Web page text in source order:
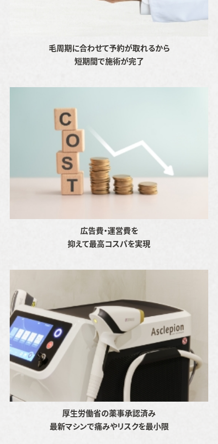
毛周期に合わせて予約が取れるから
短期間で施術が完了
広告費・運営費を
抑えて最高コスパを実現
厚生労働省の薬事承認済み
最新マシンで痛みやリスクを最小限